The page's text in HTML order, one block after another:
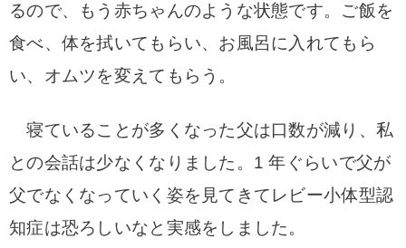
るので、
もう赤ちゃんのような状態です。ご飯を
食べ、体を拭いてもらい、 お風呂に入れてもら
い、オムツを変えてもらう。
寝ていることが多くなった父は口数が減り、私
との会話は少なくなりました。1 年ぐらいで父が
父でなくなっていく姿を見てきてレビー小体型認
知症は恐ろしいなと実感をしました。